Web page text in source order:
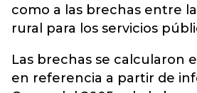
como a las brechas entre
rural para los servicios
Las brechas se calcularon
en referencia a partir de